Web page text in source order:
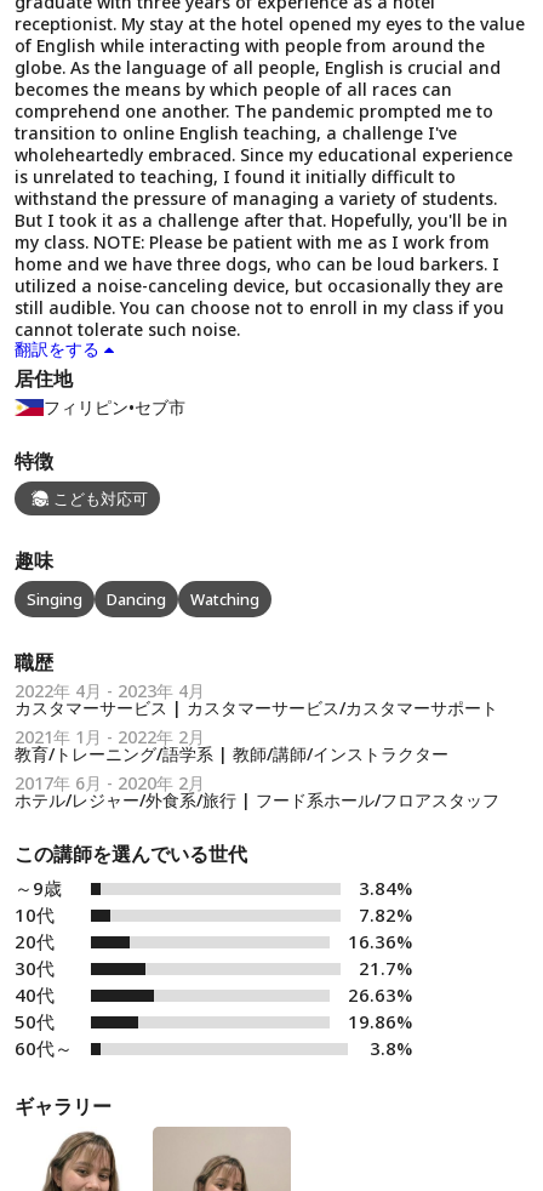
receptionist. My stay at the hotel opened my eyes to the value
of English while interacting with people from around the
globe. As the language of all people, English is crucial and
becomes the means by which people of all races can
comprehend one another. The pandemic prompted me to
transition to online English teaching, a challenge I've
wholeheartedly embraced. Since my educational experience
is unrelated to teaching, I found it initially difficult to
withstand the pressure of managing a variety of students.
But I took it as a challenge after that. Hopefully, you'll be in
my class. NOTE: Please be patient with me as I work from
home and we have three dogs, who can be loud barkers. I
utilized a noise-canceling device, but occasionally they are
still audible. You can choose not to enroll in my class if you
cannot tolerate such noise.
翻訳をする
居住地
フィリピン•セブ市
特徴
こども対応可
趣味
Singing Dancing Watching
職歴
2022年 4月 - 2023年 4月
カスタマーサービス | カスタマーサービス/カスタマーサポート
2021年 1月 - 2022年 2月
教育/トレーニング/語学系 | 教師/講師/インストラクター
2017年 6月 - 2020年 2月
ホテル/レジャー/外食系/旅行 | フード系ホール/フロアスタッフ
この講師を選んでいる世代
～9歳
3.84%
10代
7.82%
20代
16.36%
30代
21.7%
40代
26.63%
50代
19.86%
60代～
3.8%
ギャラリー